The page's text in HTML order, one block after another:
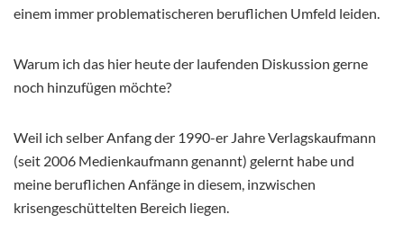
einem immer problematischeren beruflichen Umfeld leiden.
Warum ich das hier heute der laufenden Diskussion gerne
noch hinzufügen möchte?
Weil ich selber Anfang der 1990-er Jahre Verlagskaufmann
(seit 2006 Medienkaufmann genannt) gelernt habe und
meine beruflichen Anfänge in diesem, inzwischen
krisengeschüttelten Bereich liegen.